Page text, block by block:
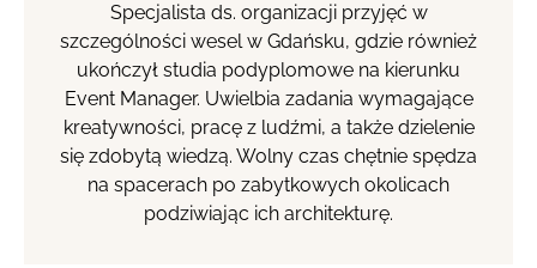
Specjalista ds. organizacji przyjęć w
szczególności wesel w Gdańsku, gdzie również
ukończył studia podyplomowe na kierunku
Event Manager. Uwielbia zadania wymagające
kreatywności, pracę z ludźmi, a także dzielenie
się zdobytą wiedzą. Wolny czas chętnie spędza
na spacerach po zabytkowych okolicach
podziwiając ich architekturę.